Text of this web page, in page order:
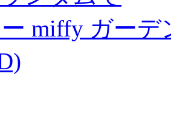
miffy ガー